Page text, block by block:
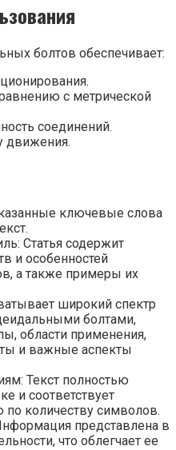
болтов обеспечивает:
с метрической
соединений.
движения.
ключевые слова
Статья содержит
и особенностей
а также примеры их
широкий спектр
болтами,
области применения,
и важные аспекты
Текст полностью
и соответствует
количеству символов.
представлена в
что облегчает ее